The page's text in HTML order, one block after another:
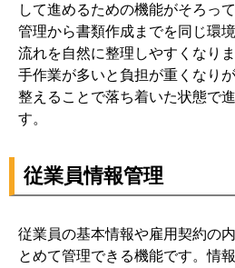
して進めるための機能がそろっ
管理から書類作成までを同じ環
流れを自然に整理しやすくなりま
手作業が多いと負担が重くなり
整えることで落ち着いた状態で
す。
従業員情報管理
従業員の基本情報や雇用契約の
とめて管理できる機能です。情